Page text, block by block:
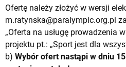
Ofertę należy złożyć w wersji
m.ratynska@paralympic.org.pl
„Oferta na usługę prowadzenia
projektu pt.: „Sport jest dla
b) Wybór ofert nastąpi w dniu